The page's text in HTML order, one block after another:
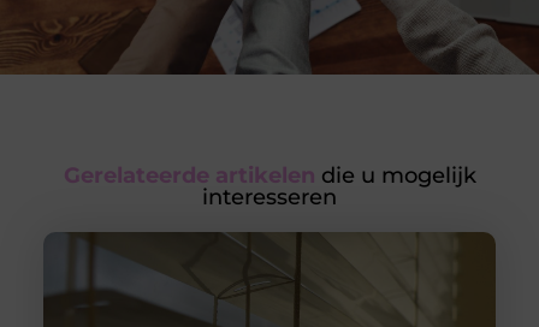
Gerelateerde artikelen die u mogelijk
interesseren